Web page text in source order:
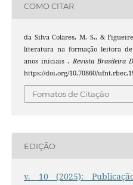
COMO CITAR
da Silva Colares, M. S., &
literatura na formação leitora
anos iniciais . Revista Brasileira
https://doi.org/10.70860/
Fomatos de Citação
EDIÇÃO
v. 10 (2025):